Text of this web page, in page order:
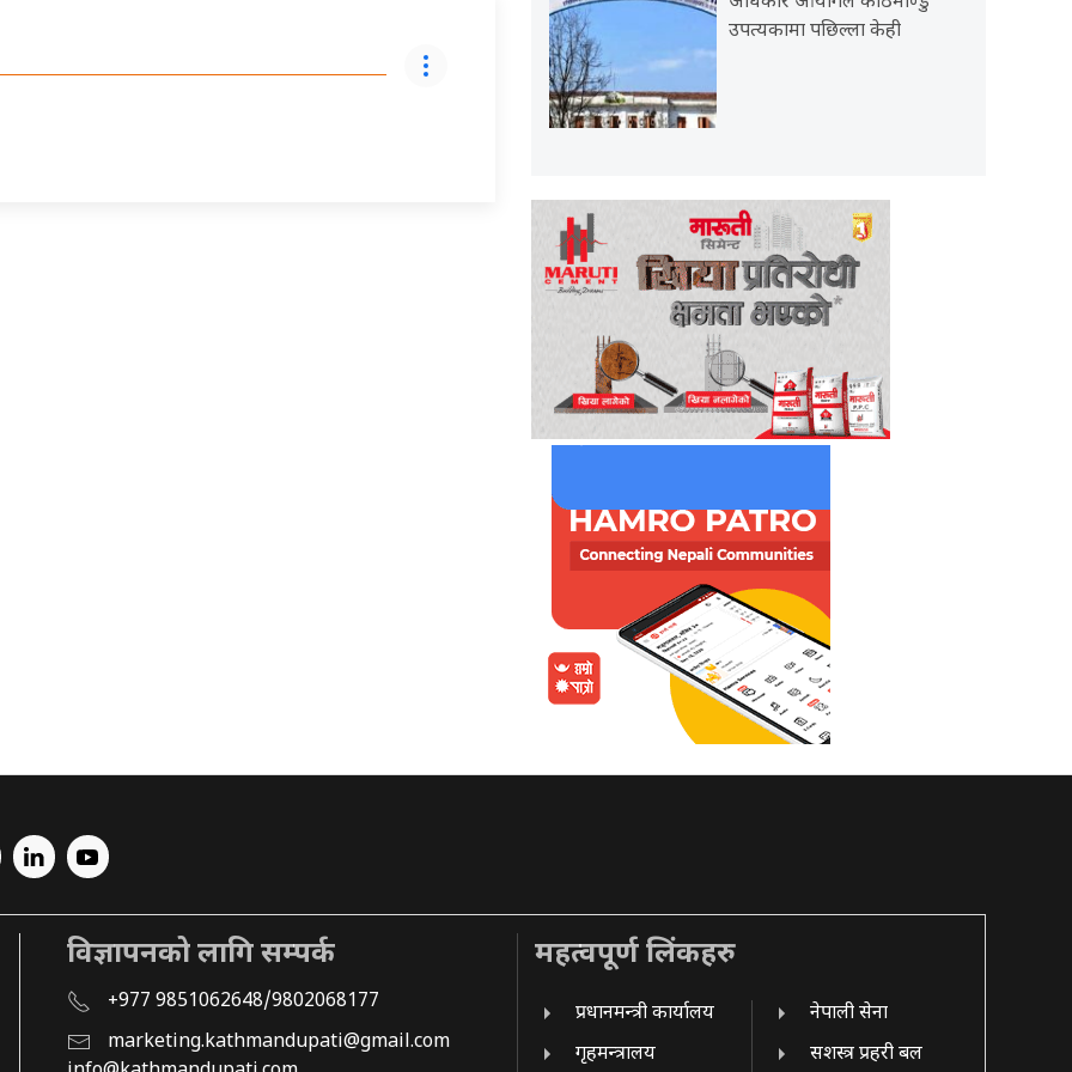
उपत्यकामा पछिल्ला केही
विज्ञापनको लागि सम्पर्क
+977 9851062648/9802068177
marketing.kathmandupati@gmail.com
महत्वपूर्ण लिंकहरु
प्रधानमन्त्री कार्यालय
गृहमन्त्रालय
नेपाली सेना
सशस्त्र प्रहरी बल